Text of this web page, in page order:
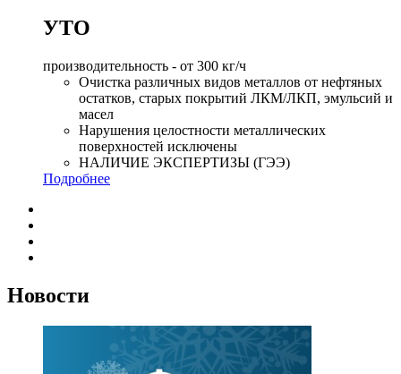
УТО
производительность - от 300 кг/ч
Очистка различных видов металлов от нефтяных
остатков, старых покрытий ЛКМ/ЛКП, эмульсий и
масел
Нарушения целостности металлических
поверхностей исключены
НАЛИЧИЕ ЭКСПЕРТИЗЫ (ГЭЭ)
Подробнее
Новости